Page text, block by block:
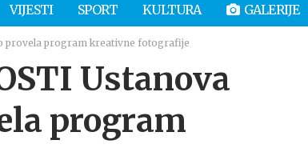
VIJESTI SPORT KULTURA GALERIJE
provela program kreativne fotografije
Ustanova
program